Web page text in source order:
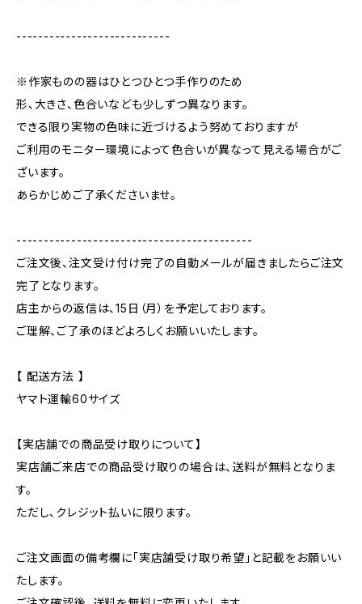
----------------------------
※作家ものの器はひとつひとつ手作りのため
形、大きさ、色合いなども少しずつ異なります。
できる限り実物の色味に近づけるよう努めておりますが
ご利用のモニター環境によって色合いが異なって見える場合がご
ざいます。
あらかじめご了承くださいませ。
-------------------------------------------
ご注文後、注文受け付け完了の自動メールが届きましたらご注文
完了となります。
店主からの返信は、15日（月）を予定しております。
ご理解、ご了承のほどよろしくお願いいたします。
【 配送方法 】
ヤマト運輸60サイズ
【実店舗での商品受け取りについて】
実店舗ご来店での商品受け取りの場合は、送料が無料となりま
す。
ただし、クレジット払いに限ります。
ご注文画面の備考欄に「実店舗受け取り希望」と記載をお願いい
たします。